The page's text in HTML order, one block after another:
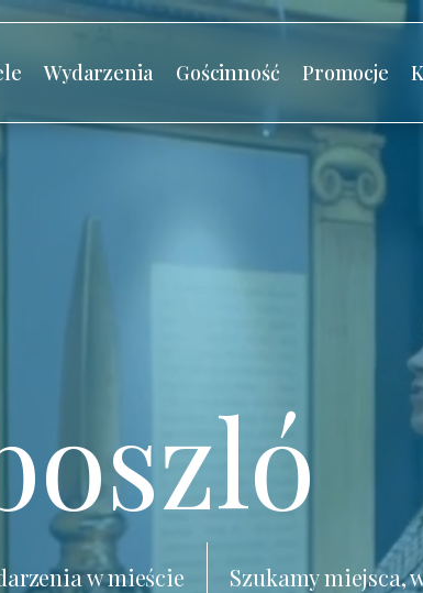
Wydarzenia Gościnność Promocje
w mieście Szukamy miejsca,